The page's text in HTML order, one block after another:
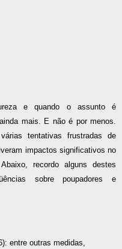
e quando o assunto é
mais. E não é por menos.
tentativas frustradas de
impactos significativos no
recordo alguns destes
sobre poupadores e
entre outras medidas,